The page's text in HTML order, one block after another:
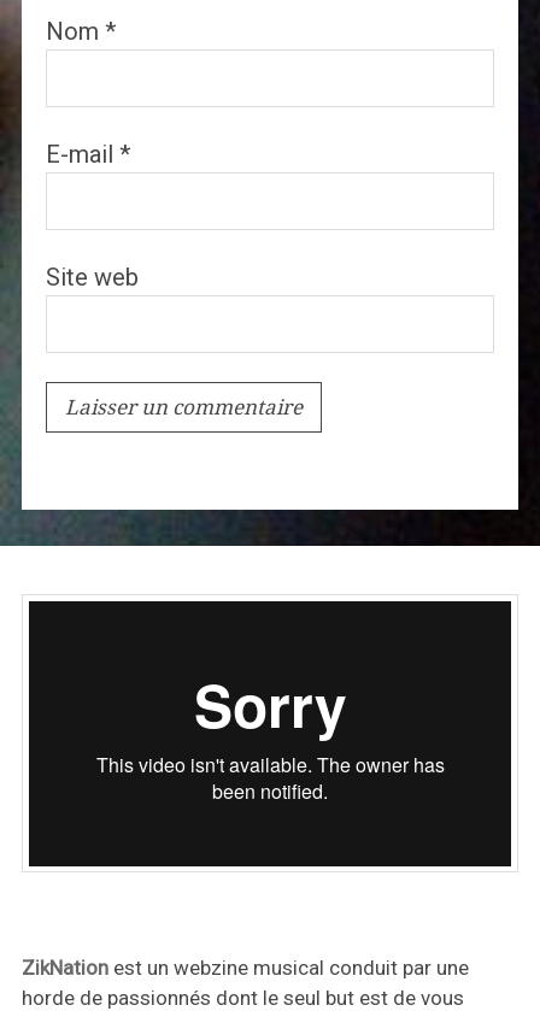
Nom *
E-mail *
Site web
ZikNationest un webzine musical conduit par une
horde de passionnés dont le seul but est de vous